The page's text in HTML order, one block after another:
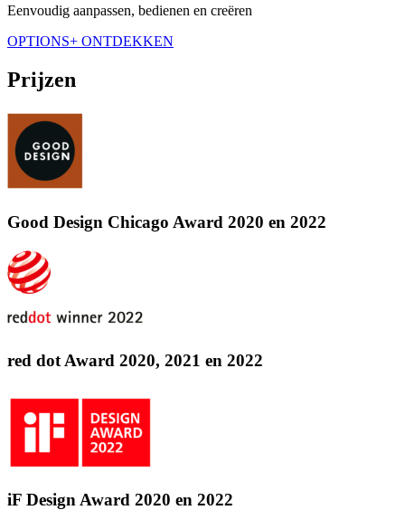
Eenvoudig aanpassen, bedienen en creëren
OPTIONS+ ONTDEKKEN
Prijzen
Good Design Chicago Award 2020 en 2022
red dot Award 2020, 2021 en 2022
iF Design Award 2020 en 2022